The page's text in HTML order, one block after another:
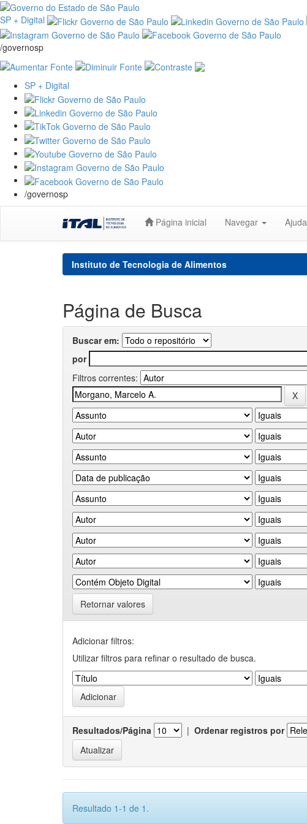
SP + Digital
/governosp
SP + Digital
/governosp
Página inicial Navegar Ajuda
Instituto de Tecnologia de Alimentos
Página de Busca
Buscar em:
por
Filtros correntes:
Retornar valores
Adicionar filtros:
Utilizar filtros para refinar o resultado de busca.
Resultados/Página | Ordenar registros por
Resultado 1-1 de 1.